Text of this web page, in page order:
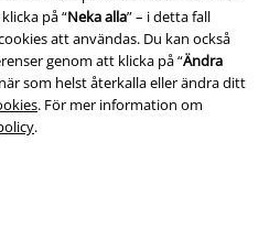
på “Neka alla” – i detta fall
att användas. Du kan också
genom att klicka på “Ändra
som helst återkalla eller ändra ditt
. För mer information om
.